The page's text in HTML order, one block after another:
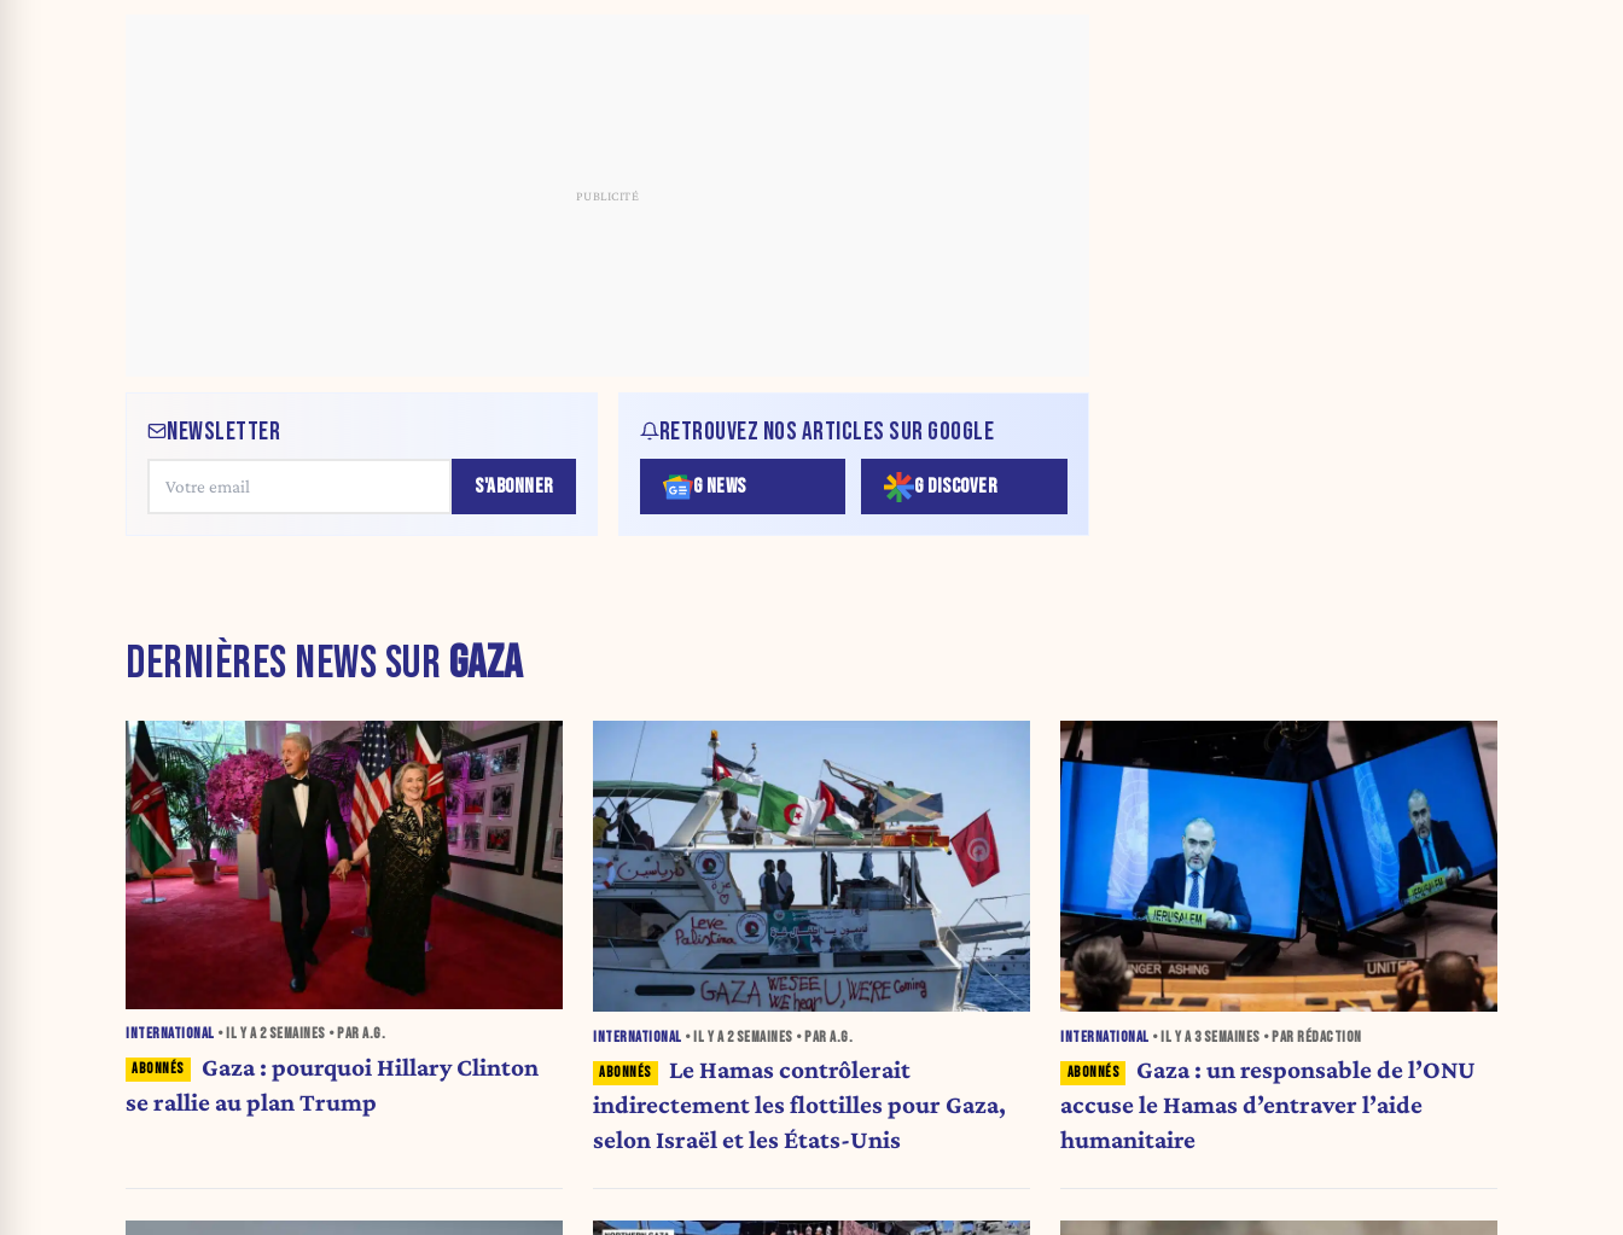
NEWSLETTER
S'ABONNER
RETROUVEZ NOS ARTICLES SUR GOOGLE
G NEWS G DISCOVER
DERNIÈRES NEWS SUR GAZA
INTERNATIONAL • IL Y A2 SEMAINES • PAR A.G.
Gaza : pourquoi Hillary Clinton
se rallie au plan Trump
INTERNATIONAL • IL Y A2 SEMAINES • PAR A.G.
Le Hamas contrôlerait
indirectement les flottilles pour Gaza,
selon Israël et les États-Unis
INTERNATIONAL • IL Y A3 SEMAINES • PAR RÉDACTION
Gaza : un responsable de l’ONU
accuse le Hamas d’entraver l’aide
humanitaire